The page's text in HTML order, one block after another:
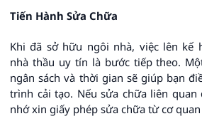
Tiến Hành Sửa Chữa
Khi đã sở hữu ngôi nhà, việc lên kế
nhà thầu uy tín là bước tiếp theo.
ngân sách và thời gian sẽ giúp bạn
trình cải tạo. Nếu sửa chữa liên
nhớ xin giấy phép sửa chữa từ cơ